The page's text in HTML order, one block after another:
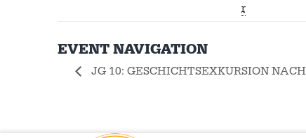
r
EVENT NAVIGATION
JG 10: GESCHICHTSEXKURSION